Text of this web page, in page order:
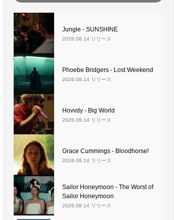
Jungle - SUNSHINE
2026.08.14 リリース
Phoebe Bridgers - Lost Weekend
2026.08.14 リリース
Hovvdy - Big World
2026.08.14 リリース
Grace Cummings - Bloodhorse!
2026.08.14 リリース
Sailor Honeymoon - The Worst of
Sailor Honeymoon
2026.08.14 リリース